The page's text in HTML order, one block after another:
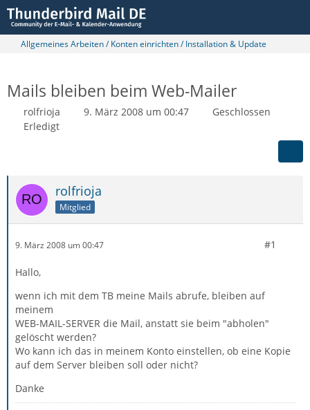
Allgemeines Arbeiten / Konten einrichten / Installation & Update
Mails bleiben beim Web-Mailer
rolfrioja 9. März 2008 um 00:47
Geschlossen
Erledigt
rolfrioja
Mitglied
9. März 2008 um 00:47 #1
Hallo,
wenn ich mit dem TB meine Mails abrufe, bleiben auf
meinem
WEB-MAIL-SERVER die Mail, anstatt sie beim "abholen"
gelöscht werden?
Wo kann ich das in meinem Konto einstellen, ob eine Kopie
auf dem Server bleiben soll oder nicht?
Danke